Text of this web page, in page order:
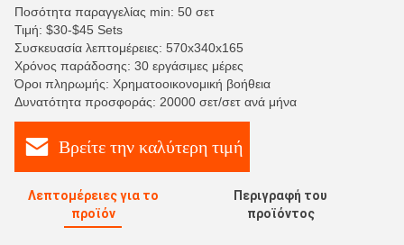
Ποσότητα παραγγελίας min: 50 σετ
Τιμή: $30-$45 Sets
Συσκευασία λεπτομέρειες: 570x340x165
Χρόνος παράδοσης: 30 εργάσιμες μέρες
Όροι πληρωμής: Χρηματοοικονομική βοήθεια
Δυνατότητα προσφοράς: 20000 σετ/σετ ανά μήνα
Βρείτε την καλύτερη τιμή
Λεπτομέρειες για το
προϊόν
Περιγραφή του
προϊόντος